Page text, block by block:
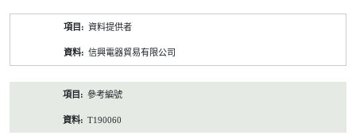
資料提供者
信興電器貿易有限公司
參考編號
T190060